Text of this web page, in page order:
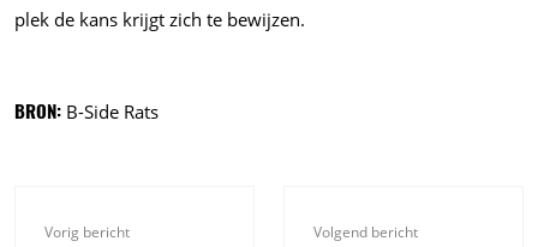
plek de kans krijgt zich te bewijzen.
BRON: B-Side Rats
Vorig bericht Volgend bericht